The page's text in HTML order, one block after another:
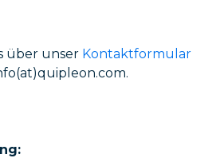
über unser Kontaktformular